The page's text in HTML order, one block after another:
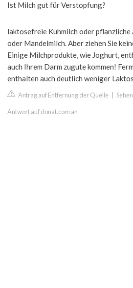
Ist Milch gut für Verstopfung?
laktosefreie Kuhmilch oder
oder Mandelmilch. Aber ziehen Sie
Einige Milchprodukte, wie Joghurt,
auch Ihrem Darm zugute kommen!
enthalten auch deutlich weniger
Antrag auf Entfernung der Quelle
Antwort auf donat.com an